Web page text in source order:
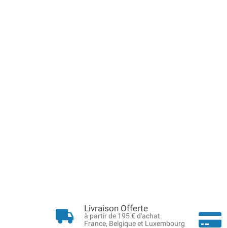
Livraison Offerte
à partir de 195 € d'achat
France, Belgique et Luxembourg